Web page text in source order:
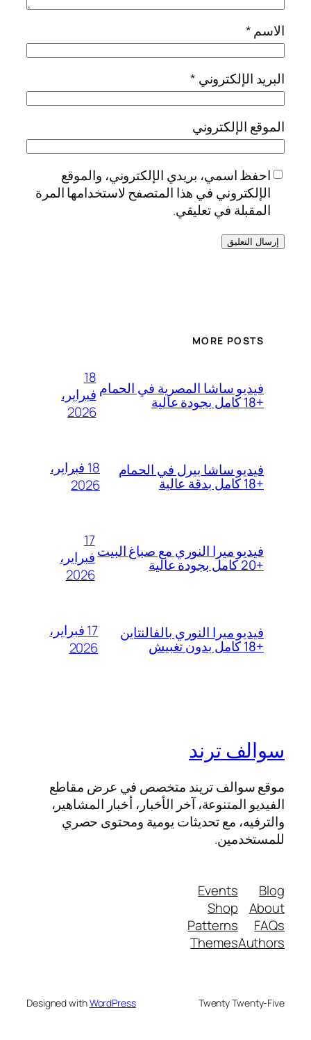
الاسم*
البريد الإلكتروني *
الموقع الإلكتروني
احفظ اسمي، بريدي الإلكتروني، والموقع
الإلكتروني في هذا المتصفح لاستخدامها المرة
المقبلة في تعليقي.
MORE POSTS
فيديو ساشا المصرية في الحمام
+18 كامل بجودة عالية
18
فبراير،
2026
فيديو ساشا بيرل في الحمام
+18 كامل بدقة عالية
18 فبراير،
2026
فيديو ميرا النوري مع صباغ البيت
+20 كامل بجودة عالية
17
فبراير،
2026
فيديو ميرا النوري بالفالنتاين
+18 كامل بدون تغبيش
17 فبراير،
2026
سوالف ترند
موقع سوالف تريند متخصص في عرض مقاطع
الفيديو المتنوعة، آخر الأخبار، أخبار المشاهير،
والترفيه، مع تحديثات يومية ومحتوى حصري
للمستخدمين.
Blog
About
FAQs
Authors
Events
Shop
Patterns
Themes
Twenty Twenty-Five
Designed withWordPress